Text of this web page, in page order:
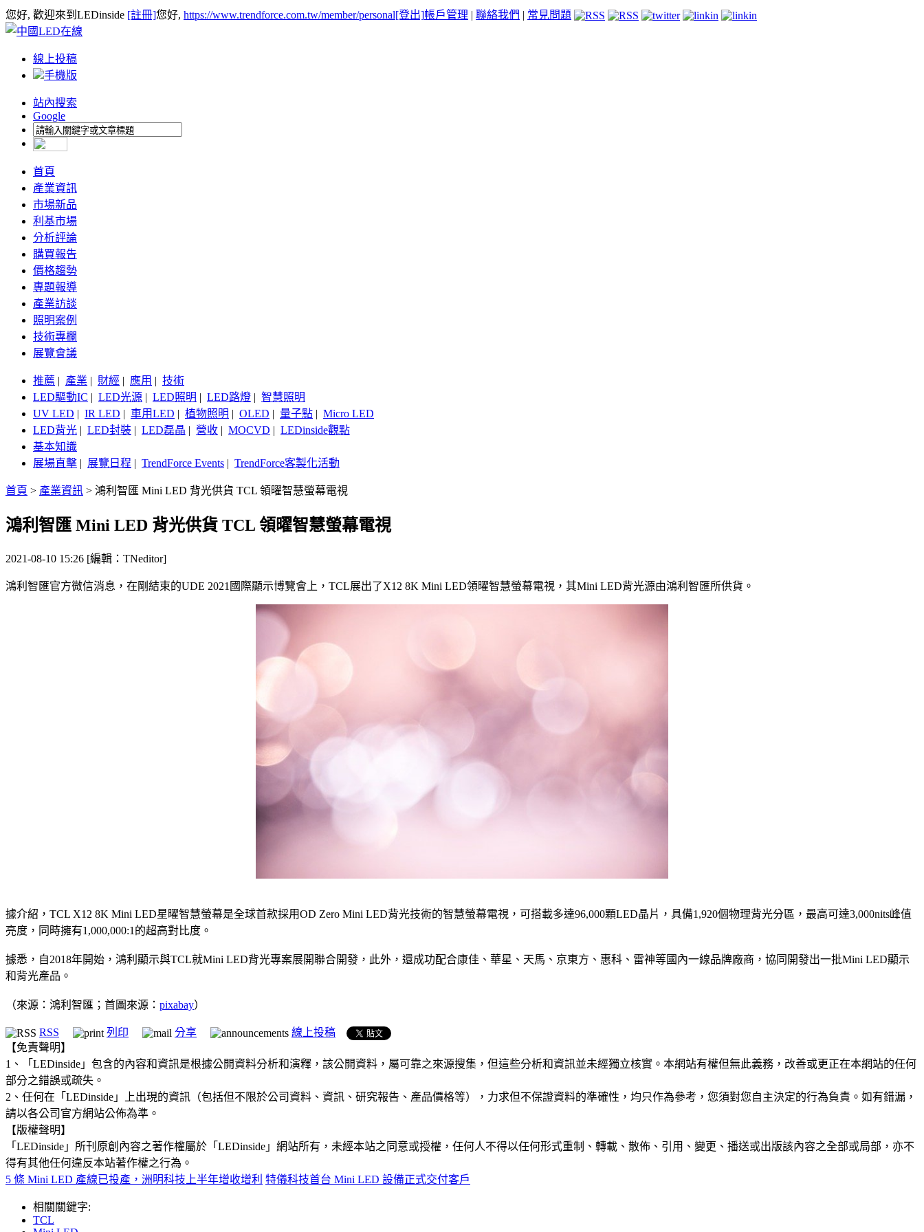
您好, 歡迎來到LEDinside [註冊]您好, https://www.trendforce.com.tw/member/personal[登出]帳戶管理 | 聯絡我們 | 常見問題
線上投稿
手機版
站內搜索
Google
首頁
產業資訊
市場新品
利基市場
分析評論
購買報告
價格趨勢
專題報導
產業訪談
照明案例
技術專欄
展覽會議
推薦 | 產業 | 財經 | 應用 | 技術
LED驅動IC | LED光源 | LED照明 | LED路燈 | 智慧照明
UV LED | IR LED | 車用LED | 植物照明 | OLED | 量子點 | Micro LED
LED背光 | LED封裝 | LED磊晶 | 營收 | MOCVD | LEDinside觀點
基本知識
展場直擊 | 展覽日程 | TrendForce Events | TrendForce客製化活動
首頁 > 產業資訊 > 鴻利智匯 Mini LED 背光供貨 TCL 領曜智慧螢幕電視
鴻利智匯 Mini LED 背光供貨 TCL 領曜智慧螢幕電視
2021-08-10 15:26 [編輯：TNeditor]
鴻利智匯官方微信消息，在剛結束的UDE 2021國際顯示博覽會上，TCL展出了X12 8K Mini LED領曜智慧螢幕電視，其Mini LED背光源由鴻利智匯所供貨。
據介紹，TCL X12 8K Mini LED星曜智慧螢幕是全球首款採用OD Zero Mini LED背光技術的智慧螢幕電視，可搭載多達96,000顆LED晶片，具備1,920個物理背光分區，最高可達3,000nits峰值
亮度，同時擁有1,000,000:1的超高對比度。
據悉，自2018年開始，鴻利顯示與TCL就Mini LED背光專案展開聯合開發，此外，還成功配合康佳、華星、天馬、京東方、惠科、雷神等國內一線品牌廠商，協同開發出一批Mini LED顯示
和背光產品。
（來源：鴻利智匯；首圖來源： pixabay）
RSS 列印 分享
線上投稿
【免責聲明】
1、「LEDinside」包含的內容和資訊是根據公開資料分析和演釋，該公開資料，屬可靠之來源搜集，但這些分析和資訊並未經獨立核實。本網站有權但無此義務，改善或更正在本網站的任何
部分之錯誤或疏失。
2、任何在「LEDinside」上出現的資訊（包括但不限於公司資料、資訊、研究報告、產品價格等），力求但不保證資料的準確性，均只作為參考，您須對您自主決定的行為負責。如有錯漏，
請以各公司官方網站公佈為準。
【版權聲明】
「LEDinside」所刊原創內容之著作權屬於「LEDinside」網站所有，未經本站之同意或授權，任何人不得以任何形式重制、轉載、散佈、引用、變更、播送或出版該內容之全部或局部，亦不
得有其他任何違反本站著作權之行為。
5 條 Mini LED 產線已投產，洲明科技上半年增收增利 特儀科技首台 Mini LED 設備正式交付客戶
相關關鍵字:
TCL